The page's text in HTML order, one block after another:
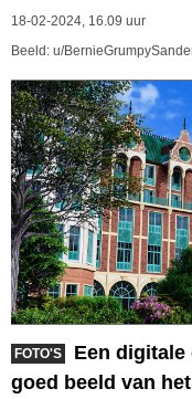
18-02-2024, 16.09 uur
Beeld: u/
FOTO'S
Een digitale
goed beeld van